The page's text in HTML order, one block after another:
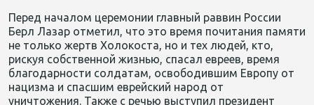
Перед началом церемонии главный раввин России
Берл Лазар отметил, что это время почитания памяти
не только жертв Холокоста, но и тех людей, кто,
рискуя собственной жизнью, спасал евреев, время
благодарности солдатам, освободившим Европу от
нацизма и спасшим еврейский народ от
уничтожения. Также с речью выступил президент